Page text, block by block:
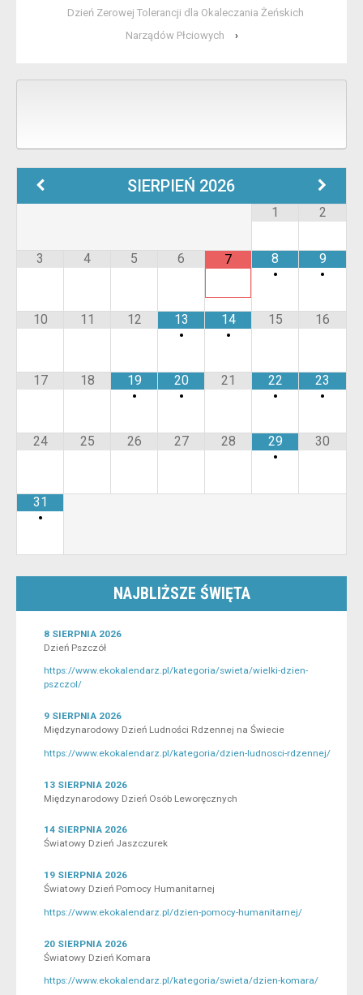
Dzień Zerowej Tolerancji dla Okaleczania Żeńskich
Narządów Płciowych
›
SIERPIEŃ 2026
1 2
3 4 5 6 7
8
•
9
•
10 11 12
13
•
14
•
15 16
17 18
19
•
20
•
21
22
•
23
•
24 25 26 27 28
29
•
30
31
•
NAJBLIŻSZE ŚWIĘTA
8 SIERPNIA 2026
Dzień Pszczół
https://www.ekokalendarz.pl/kategoria/swieta/wielki-dzien-
pszczol/
9 SIERPNIA 2026
Międzynarodowy Dzień Ludności Rdzennej na Świecie
https://www.ekokalendarz.pl/kategoria/dzien-ludnosci-rdzennej/
13 SIERPNIA 2026
Międzynarodowy Dzień Osób Leworęcznych
14 SIERPNIA 2026
Światowy Dzień Jaszczurek
19 SIERPNIA 2026
Światowy Dzień Pomocy Humanitarnej
https://www.ekokalendarz.pl/dzien-pomocy-humanitarnej/
20 SIERPNIA 2026
Światowy Dzień Komara
https://www.ekokalendarz.pl/kategoria/swieta/dzien-komara/